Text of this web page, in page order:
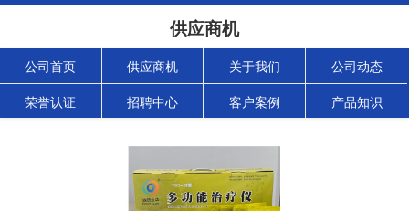
供应商机
公司首页 供应商机 关于我们 公司动态
荣誉认证 招聘中心 客户案例 产品知识